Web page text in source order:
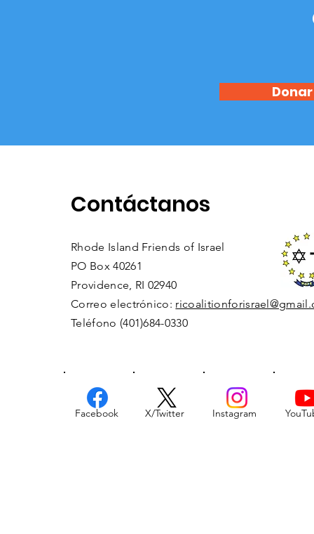
Donar
Contáctanos
Rhode Island Friends of Israel
PO Box 40261
Providence, RI 02940
Correo electrónico:
Teléfono (401)684-0330
Facebook X/Twitter Instagram